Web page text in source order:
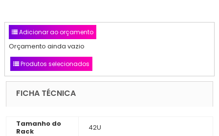
Adicionar ao orçamento
Orçamento ainda vazio
Produtos selecionados
FICHA TÉCNICA
Tamanho do
Rack
42U